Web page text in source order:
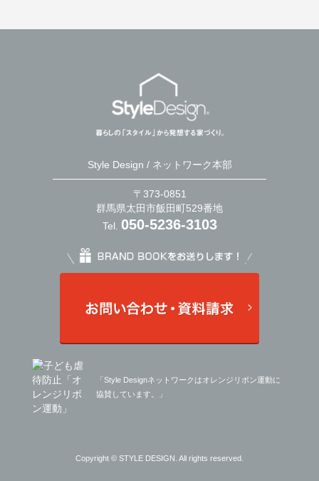
Style Design / ネットワーク本部
〒373-0851
群馬県太田市飯田町529番地
Tel. 050-5236-3103
「Style Designネットワークはオレンジリボン運動に
協賛しています。」
Copyright © STYLE DESIGN. All rights reserved.